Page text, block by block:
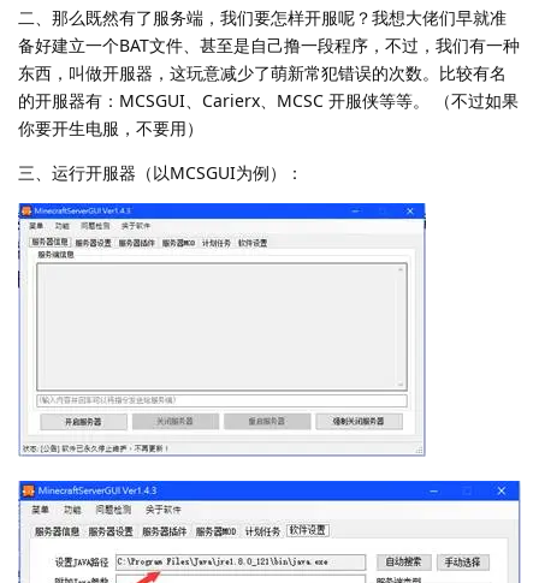
二、那么既然有了服务端，我们要怎样开服呢？我想大佬们早就准
备好建立一个BAT文件、甚至是自己撸一段程序，不过，我们有一种
东西，叫做开服器，这玩意减少了萌新常犯错误的次数。比较有名
的开服器有：MCSGUI、Carierx、MCSC 开服侠等等。 （不过如果
你要开生电服，不要用）
三、运行开服器（以MCSGUI为例）：